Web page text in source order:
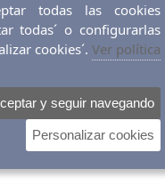
todas las cookies
todas´ o configurarlas
cookies´. Ver política
y seguir navegando
Personalizar cookies